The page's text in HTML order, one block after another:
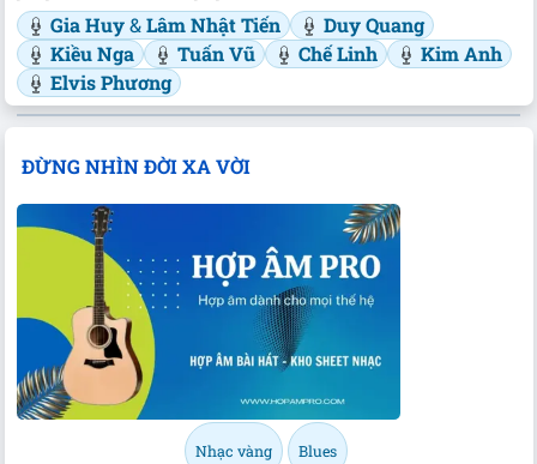
Gia Huy&Lâm Nhật Tiến
Duy Quang
Kiều Nga
Tuấn Vũ Chế Linh
Kim Anh
Elvis Phương
ĐỪNG NHÌN ĐỜI XA VỜI
Nhạc vàng Blues